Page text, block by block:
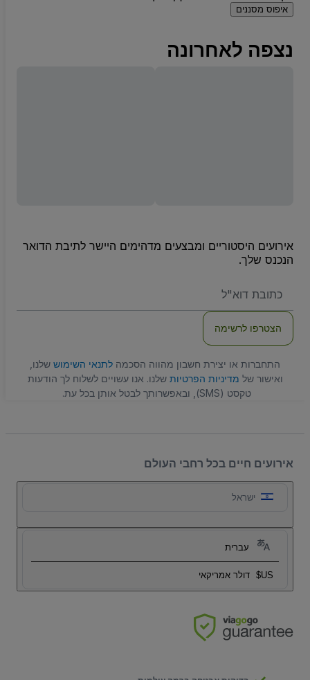
איפוס מסננים
נצפה לאחרונה
אירועים היסטוריים ומבצעים מדהימים היישר לתיבת הדואר
הנכנס שלך.
שלכם
הצטרפו לרשימה
התחברות או יצירת חשבון מהווה הסכמה לתנאי השימוש שלנו,
ואישור של מדיניות הפרטיות שלנו. אנו עשויים לשלוח לך הודעות
טקסט (SMS), ובאפשרותך לבטל אותן בכל עת.
אירועים חיים בכל רחבי העולם
ישראל
עברית
US$ דולר אמריקאי